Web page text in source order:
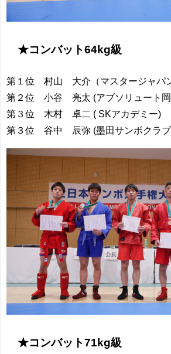
★コンバット64kg級
第１位 村山 大介（マスタージャパ
第２位 小谷 亮太 (アブソリュート
第３位 木村 卓二 ( SKアカデミー)
第３位 谷中 辰弥 (墨田サンボクラ
★コンバット71kg級